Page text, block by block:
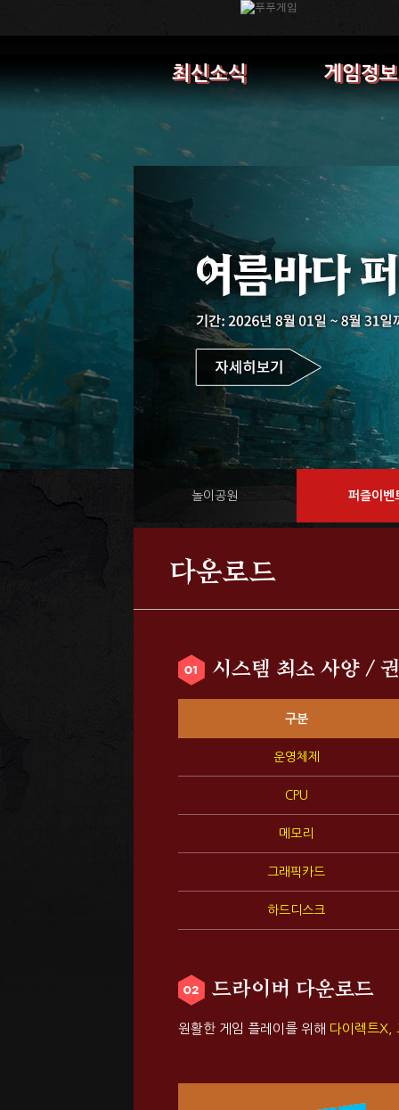
최신소식 게임정보
놀이공원 퍼즐이벤
다운로드
시스템 최소 사양 /
구분
운영체제
CPU
메모리
그래픽카드
하드디스크
드라이버 다운로드
원활한 게임 플레이를 위해 다이렉트X,